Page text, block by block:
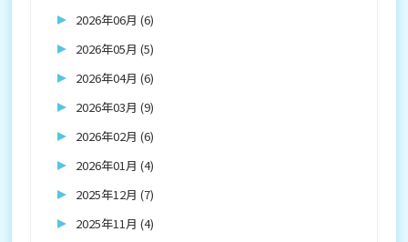
2026年06月 (6)
2026年05月 (5)
2026年04月 (6)
2026年03月 (9)
2026年02月 (6)
2026年01月 (4)
2025年12月 (7)
2025年11月 (4)